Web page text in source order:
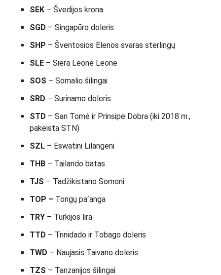
SEK – Švedijos krona
SGD – Singapūro doleris
SHP – Šventosios Elenos svaras sterlingų
SLE – Siera Leonė Leone
SOS – Somalio šilingai
SRD – Surinamo doleris
STD – San Tomė ir Prinsipė Dobra (iki 2018 m.,
pakeista STN)
SZL – Eswatini Lilangeni
THB – Tailando batas
TJS – Tadžikistano Somoni
TOP – Tongų paʻanga
TRY – Turkijos lira
TTD – Trinidado ir Tobago doleris
TWD – Naujasis Taivano doleris
TZS – Tanzanijos šilingai